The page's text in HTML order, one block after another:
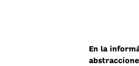
En la